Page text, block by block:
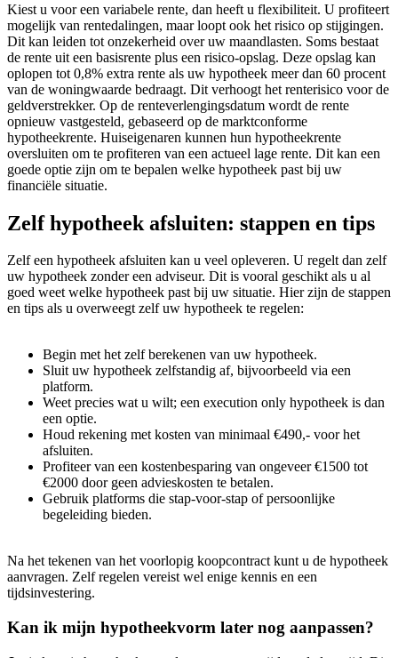
Kiest u voor een variabele rente, dan heeft u flexibiliteit. U profiteert
mogelijk van rentedalingen, maar loopt ook het risico op stijgingen.
Dit kan leiden tot onzekerheid over uw maandlasten. Soms bestaat
de rente uit een basisrente plus een risico-opslag. Deze opslag kan
oplopen tot 0,8% extra rente als uw hypotheek meer dan 60 procent
van de woningwaarde bedraagt. Dit verhoogt het renterisico voor de
geldverstrekker. Op de renteverlengingsdatum wordt de rente
opnieuw vastgesteld, gebaseerd op de marktconforme
hypotheekrente. Huiseigenaren kunnen hun hypotheekrente
oversluiten om te profiteren van een actueel lage rente. Dit kan een
goede optie zijn om te bepalen welke hypotheek past bij uw
financiële situatie.
Zelf hypotheek afsluiten: stappen en tips
Zelf een hypotheek afsluiten kan u veel opleveren. U regelt dan zelf
uw hypotheek zonder een adviseur. Dit is vooral geschikt als u al
goed weet welke hypotheek past bij uw situatie. Hier zijn de stappen
en tips als u overweegt zelf uw hypotheek te regelen:
Begin met het zelf berekenen van uw hypotheek.
Sluit uw hypotheek zelfstandig af, bijvoorbeeld via een
platform.
Weet precies wat u wilt; een execution only hypotheek is dan
een optie.
Houd rekening met kosten van minimaal €490,- voor het
afsluiten.
Profiteer van een kostenbesparing van ongeveer €1500 tot
€2000 door geen advieskosten te betalen.
Gebruik platforms die stap-voor-stap of persoonlijke
begeleiding bieden.
Na het tekenen van het voorlopig koopcontract kunt u de hypotheek
aanvragen. Zelf regelen vereist wel enige kennis en een
tijdsinvestering.
Kan ik mijn hypotheekvorm later nog aanpassen?